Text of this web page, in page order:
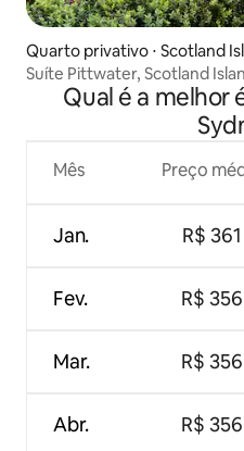
Quarto privativo ⋅ Scotland
Suíte Pittwater, Scotland
Qual é a melhor
Mês
Jan.
Fev.
Mar.
Abr.
Preço
R$ 361
R$ 356
R$ 356
R$ 356